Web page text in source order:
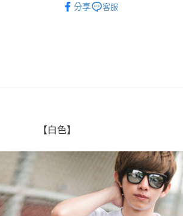
【關於「AFTEE先享後付」】
３．收到繳費通知簡訊後14天內，
／ATM／網路銀行／等多元方式進行
絡購買商品的店家。未經商家同意
先享後付繳納相關費用。
※ 交易是否成功請以「AFTEE先享
是否繳費成功／繳費後需取消欲退
付客戶支援中心」https://
ATM付款
每筆NT$80，滿NT$1,800(含以
7-11付款取貨
每筆NT$80，滿NT$1,800(含以
先付款後7-11取貨
每筆NT$80，滿NT$1,800(含以
分享 客服
【白色】